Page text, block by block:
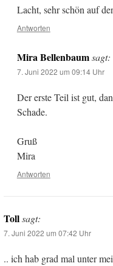
Lacht, sehr schön auf
Antworten
Mira Bellenbaum sagt:
7. Juni 2022 um 09:14 Uhr
Der erste Teil ist gut,
Schade.
Gruß
Mira
Antworten
Tollsagt:
7. Juni 2022 um 07:42 Uhr
.. ich hab grad mal unter